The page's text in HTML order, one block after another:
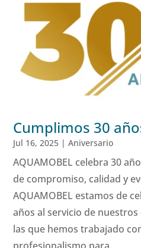
Cumplimos 30
Jul 16, 2025 |Aniversario
AQUAMOBEL celebra 30
de compromiso, calidad y
AQUAMOBEL estamos de
años al servicio de
las que hemos trabajado